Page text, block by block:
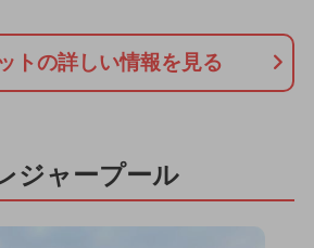
トの詳しい情報を見る
ジャープール